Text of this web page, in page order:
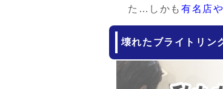
た…しかも 有名店
壊れたブライトリン